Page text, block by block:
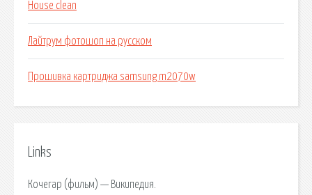
House clean
Лайтрум фотошоп на русском
Прошивка картриджа samsung m2070w
Links
Кочегар (фильм) — Википедия.